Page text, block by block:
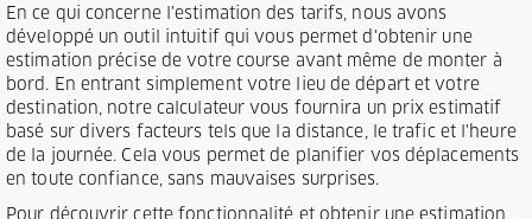
En ce qui concerne l'estimation des tarifs, nous avons
développé un outil intuitif qui vous permet d'obtenir une
estimation précise de votre course avant même de monter à
bord. En entrant simplement votre lieu de départ et votre
destination, notre calculateur vous fournira un prix estimatif
basé sur divers facteurs tels que la distance, le trafic et l'heure
de la journée. Cela vous permet de planifier vos déplacements
en toute confiance, sans mauvaises surprises.